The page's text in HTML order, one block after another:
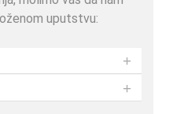
uputstvu:
+
+